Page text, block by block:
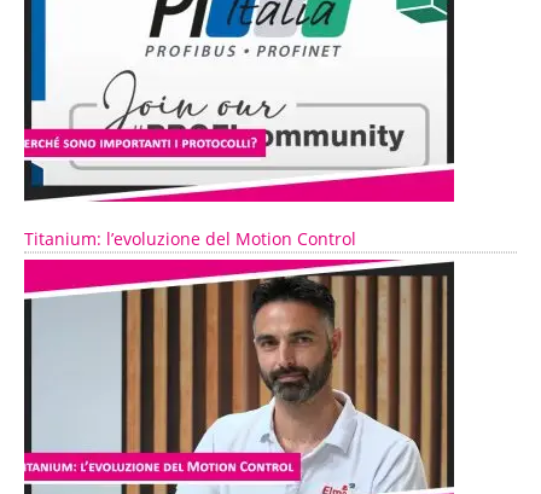
Titanium: l’evoluzione del Motion Control